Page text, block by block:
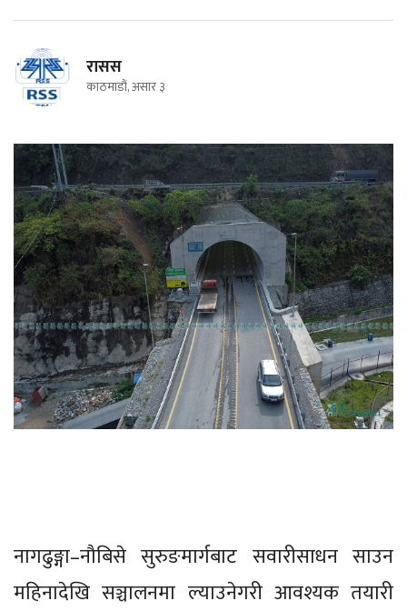
रासस
काठमाडौं, असार ३
नागढुङ्गा–नौबिसे सुरुङमार्गबाट सवारीसाधन साउन
महिनादेखि सञ्चालनमा ल्याउनेगरी आवश्यक तयारी